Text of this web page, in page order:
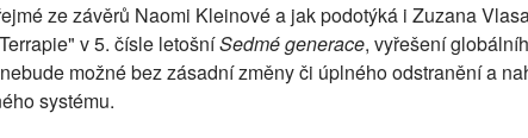
ze závěrů Naomi Kleinové a jak podotýká i Zuzana
v 5. čísle letošníSedmé generace, vyřešení
možné bez zásadní změny či úplného odstranění a
systému.